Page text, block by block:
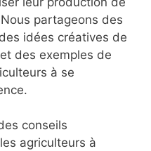
partageons des
idées créatives de
des exemples de
à se
conseils
agriculteurs à